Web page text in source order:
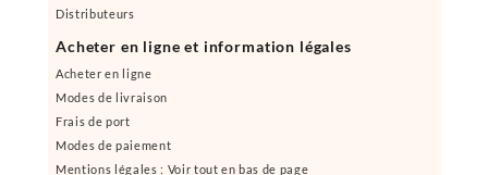
Distributeurs
Acheter en ligne et information légales
Acheter en ligne
Modes de livraison
Frais de port
Modes de paiement
Mentions légales : Voir tout en bas de page